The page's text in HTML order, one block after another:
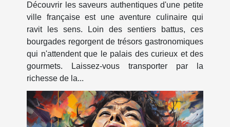
Découvrir les saveurs authentiques d'une petite
ville française est une aventure culinaire qui
ravit les sens. Loin des sentiers battus, ces
bourgades regorgent de trésors gastronomiques
qui n'attendent que le palais des curieux et des
gourmets. Laissez-vous transporter par la
richesse de la...